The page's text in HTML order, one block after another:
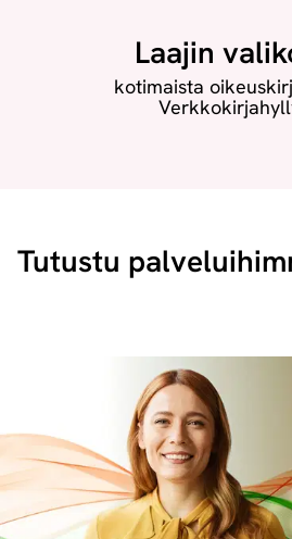
Laajin
kotimaista
Tutustu